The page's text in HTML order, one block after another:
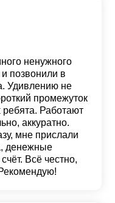
ненужного
позвонили в
Удивлению не
промежуток
ребята. Работают
аккуратно.
мне прислали
денежные
Всё честно,